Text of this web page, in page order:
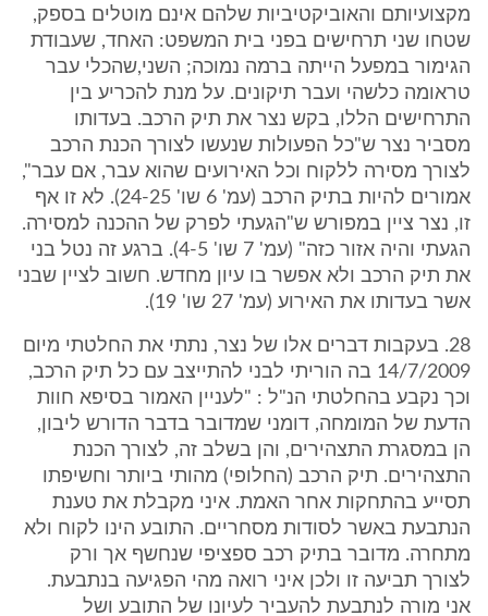
מקצועיותם והאוביקטיביות שלהם אינם מוטלים בספק,
שטחו שני תרחישים בפני בית המשפט: האחד, שעבודת
הגימור במפעל הייתה ברמה נמוכה; השני,שהכלי עבר
טראומה כלשהי ועבר תיקונים. על מנת להכריע בין
התרחישים הללו, בקש נצר את תיק הרכב. בעדותו
מסביר נצר ש"כל הפעולות שנעשו לצורך הכנת הרכב
לצורך מסירה ללקוח וכל האירועים שהוא עבר, אם עבר",
אמורים להיות בתיק הרכב (עמ' 6 שו' 24-25). לא זו אף
זו, נצר ציין במפורש ש"הגעתי לפרק של ההכנה למסירה.
הגעתי והיה אזור כזה" (עמ' 7 שו' 4-5). ברגע זה נטל בני
את תיק הרכב ולא אפשר בו עיון מחדש. חשוב לציין שבני
אשר בעדותו את האירוע (עמ' 27 שו' 19).
28. בעקבות דברים אלו של נצר, נתתי את החלטתי מיום
14/7/2009 בה הוריתי לבני להתייצב עם כל תיק הרכב,
וכך נקבע בהחלטתי הנ"ל : "לעניין האמור בסיפא חוות
הדעת של המומחה, דומני שמדובר בדבר הדורש ליבון,
הן במסגרת התצהירים, והן בשלב זה, לצורך הכנת
התצהירים. תיק הרכב (החלופי) מהותי ביותר וחשיפתו
תסייע בהתחקות אחר האמת. איני מקבלת את טענת
הנתבעת באשר לסודות מסחריים. התובע הינו לקוח ולא
מתחרה. מדובר בתיק רכב ספציפי שנחשף אך ורק
לצורך תביעה זו ולכן איני רואה מהי הפגיעה בנתבעת.
אני מורה לנתבעת להעביר לעיונו של התובע ושל